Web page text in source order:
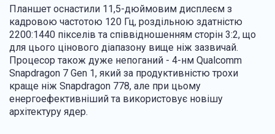
Планшет оснастили 11,5-дюймовим дисплеєм з
кадровою частотою 120 Гц, роздільною здатністю
2200:1440 пікселів та співвідношенням сторін 3:2, що
для цього цінового діапазону вище ніж зазвичай.
Процесор також дуже непоганий - 4-нм Qualcomm
Snapdragon 7 Gen 1, який за продуктивністю трохи
краще ніж Snapdragon 778, але при цьому
енергоефективніший та використовує новішу
архітектуру ядер.